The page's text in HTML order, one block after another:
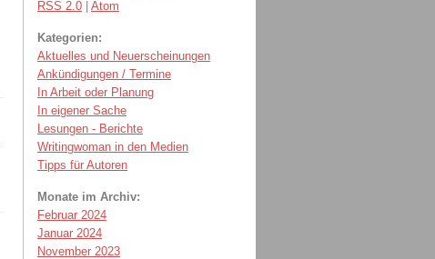
RSS 2.0 | Atom
Kategorien:
Aktuelles und Neuerscheinungen
Ankündigungen / Termine
In Arbeit oder Planung
In eigener Sache
Lesungen - Berichte
Writingwoman in den Medien
Tipps für Autoren
Monate im Archiv:
Februar 2024
Januar 2024
November 2023